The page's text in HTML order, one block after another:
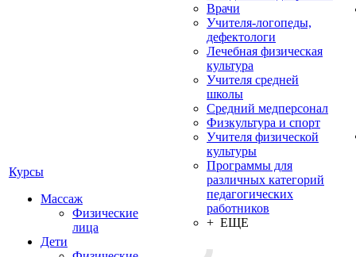
Курсы
Массаж
Физические
лица
Дети
Врачи
Учителя-логопеды,
дефектологи
Лечебная физическая
культура
Учителя средней
школы
Средний медперсонал
Физкультура и спорт
Учителя физической
культуры
Программы для
различных категорий
педагогических
работников
+ ЕЩЕ